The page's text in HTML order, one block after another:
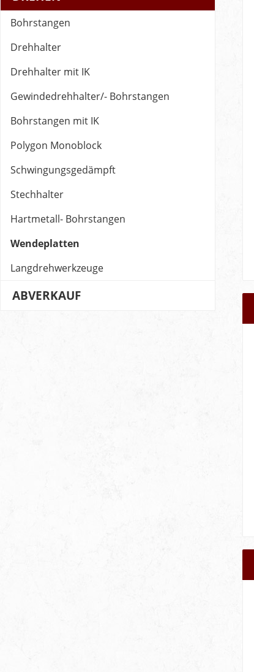
Bohrstangen
Drehhalter
Drehhalter mit IK
Gewindedrehhalter/- Bohrstangen
Bohrstangen mit IK
Polygon Monoblock
Schwingungsgedämpft
Stechhalter
Hartmetall- Bohrstangen
Wendeplatten
Langdrehwerkzeuge
ABVERKAUF